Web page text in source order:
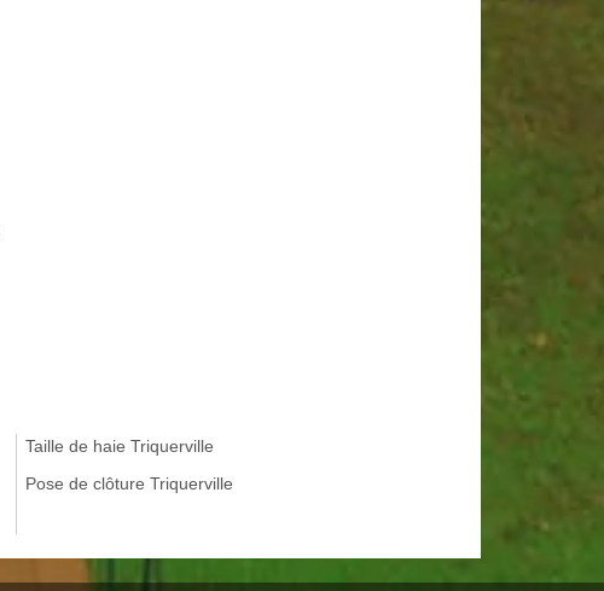
Taille de haie Triquerville
Pose de clôture Triquerville